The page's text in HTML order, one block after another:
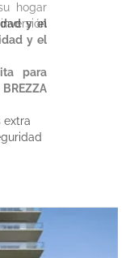
hogar
y el
y el
para
extra